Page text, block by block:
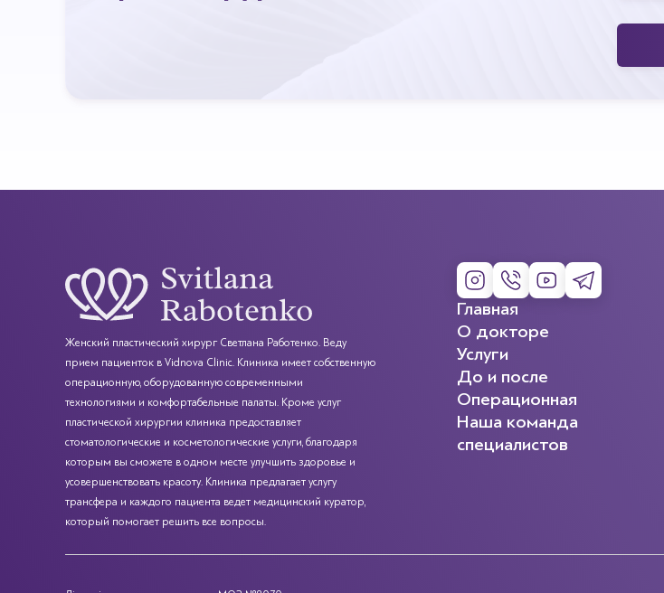
Женский пластический хирург Светлана Работенко. Веду
прием пациенток в Vidnova Cliniс. Клиника имеет собственную
операционную, оборудованную современными
технологиями и комфортабельные палаты. Кроме услуг
пластической хирургии клиника предоставляет
стоматологические и косметологические услуги, благодаря
которым вы сможете в одном месте улучшить здоровье и
усовершенствовать красоту. Клиника предлагает услугу
трансфера и каждого пациента ведет медицинский куратор,
который помогает решить все вопросы.
Главная
О докторе
Услуги
До и после
Операционная
Наша команда
специалистов